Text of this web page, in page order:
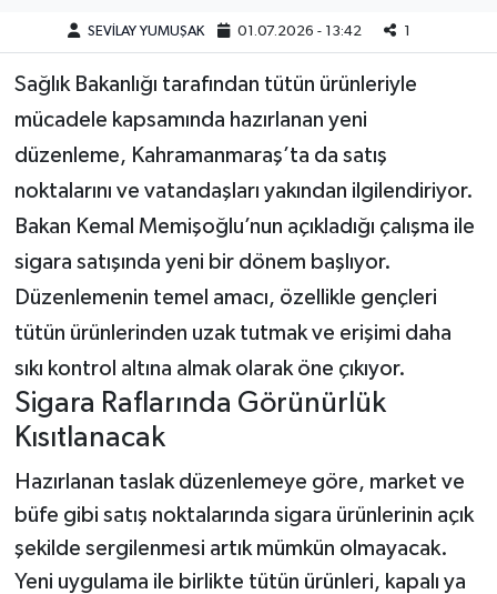
SEVİLAY YUMUŞAK 01.07.2026 - 13:42 1
Sağlık Bakanlığı tarafından tütün ürünleriyle
mücadele kapsamında hazırlanan yeni
düzenleme, Kahramanmaraş’ta da satış
noktalarını ve vatandaşları yakından ilgilendiriyor.
Bakan Kemal Memişoğlu’nun açıkladığı çalışma ile
sigara satışında yeni bir dönem başlıyor.
Düzenlemenin temel amacı, özellikle gençleri
tütün ürünlerinden uzak tutmak ve erişimi daha
sıkı kontrol altına almak olarak öne çıkıyor.
Sigara Raflarında Görünürlük
Kısıtlanacak
Hazırlanan taslak düzenlemeye göre, market ve
büfe gibi satış noktalarında sigara ürünlerinin açık
şekilde sergilenmesi artık mümkün olmayacak.
Yeni uygulama ile birlikte tütün ürünleri, kapalı ya
Yaşam
KAHRAMANMARAŞ